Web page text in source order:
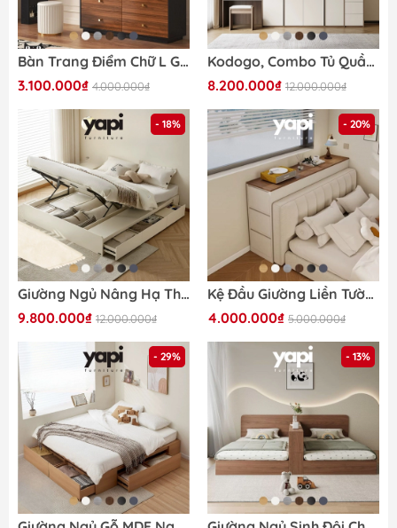
Bàn Trang Điểm Chữ L Gỗ MDF Cánh Mây Nhiều Ngăn Kéo 140x40x75cm Yapi-808
3.100.000₫ 4.000.000₫
Kodogo, Combo Tủ Quần Áo Kèm Bàn Trang Điểm Hiện Đại Gỗ MDF Màu Trắng Yapi-256
8.200.000₫ 12.000.000₫
- 18%
Giường Ngủ Nâng Hạ Thông Minh Tích Hợp Ngăn Kéo Lưu Trữ 180x200cm Yapi-548
9.800.000₫ 12.000.000₫
- 20%
Kệ Đầu Giường Liền Tường Kèm Hộc Tủ Trang Trí Phòng Ngủ Hiện Đại 180x30x95cm Yapi-124
4.000.000₫ 5.000.000₫
- 29% - 13%